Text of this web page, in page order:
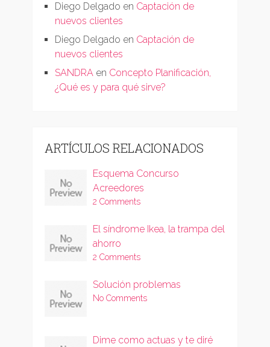
Diego Delgado en Captación de
nuevos clientes
Diego Delgado en Captación de
nuevos clientes
SANDRAen Concepto Planificación,
¿Qué es y para qué sirve?
ARTÍCULOS RELACIONADOS
Esquema Concurso
Acreedores
2 Comments
El síndrome Ikea, la trampa del
ahorro
2 Comments
Solución problemas
No Comments
Dime como actuas y te diré